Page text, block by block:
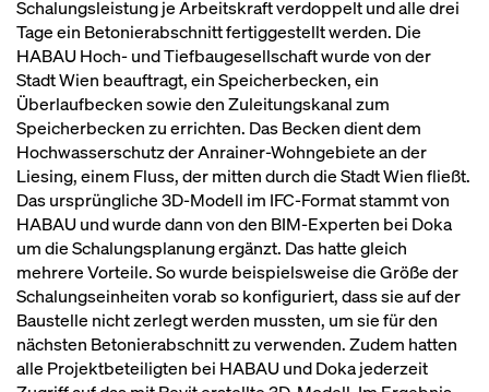
Schalungsleistung je Arbeitskraft verdoppelt und alle drei
Tage ein Betonierabschnitt fertiggestellt werden. Die
HABAU Hoch- und Tiefbaugesellschaft wurde von der
Stadt Wien beauftragt, ein Speicherbecken, ein
Überlaufbecken sowie den Zuleitungskanal zum
Speicherbecken zu errichten. Das Becken dient dem
Hochwasserschutz der Anrainer-Wohngebiete an der
Liesing, einem Fluss, der mitten durch die Stadt Wien fließt.
Das ursprüngliche 3D-Modell im IFC-Format stammt von
HABAU und wurde dann von den BIM-Experten bei Doka
um die Schalungsplanung ergänzt. Das hatte gleich
mehrere Vorteile. So wurde beispielsweise die Größe der
Schalungseinheiten vorab so konfiguriert, dass sie auf der
Baustelle nicht zerlegt werden mussten, um sie für den
nächsten Betonierabschnitt zu verwenden. Zudem hatten
alle Projektbeteiligten bei HABAU und Doka jederzeit